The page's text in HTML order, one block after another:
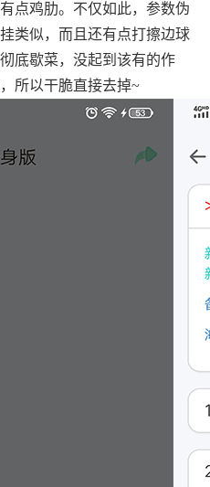
点鸡肋。不仅如此，参数伪
类似，而且还有点打擦边球
底歇菜，没起到该有的作
所以干脆直接去掉~